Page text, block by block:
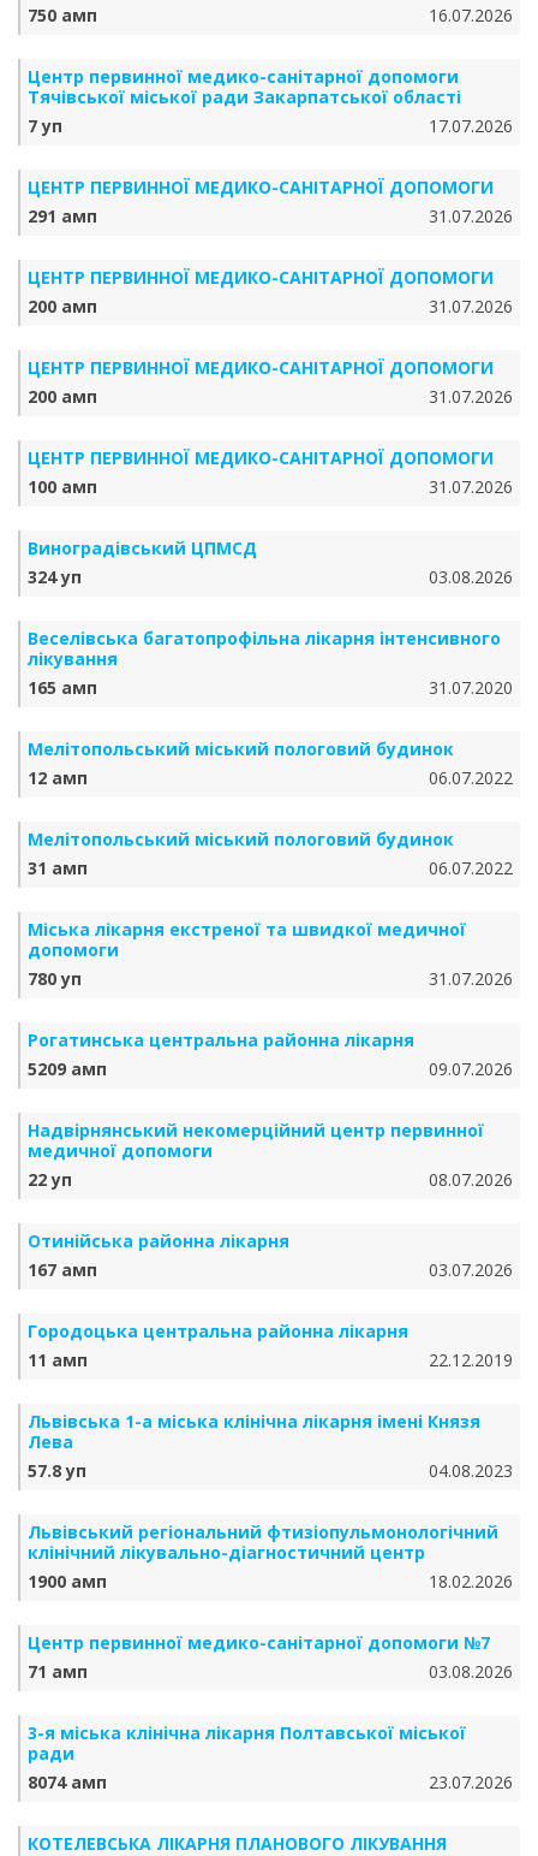
750 амп 16.07.2026
Центр первинної медико-санітарної допомоги
Тячівської міської ради Закарпатської області
7 уп
17.07.2026
ЦЕНТР ПЕРВИННОЇ МЕДИКО-САНІТАРНОЇ ДОПОМОГИ
291 амп
31.07.2026
ЦЕНТР ПЕРВИННОЇ МЕДИКО-САНІТАРНОЇ ДОПОМОГИ
200 амп
31.07.2026
ЦЕНТР ПЕРВИННОЇ МЕДИКО-САНІТАРНОЇ ДОПОМОГИ
200 амп
31.07.2026
ЦЕНТР ПЕРВИННОЇ МЕДИКО-САНІТАРНОЇ ДОПОМОГИ
100 амп
31.07.2026
Виноградівський ЦПМСД
324 уп
03.08.2026
Веселівська багатопрофільна лікарня інтенсивного
лікування
165 амп
31.07.2020
Мелітопольський міський пологовий будинок
12 амп
06.07.2022
Мелітопольський міський пологовий будинок
31 амп
06.07.2022
Міська лікарня екстреної та швидкої медичної
допомоги
780 уп
31.07.2026
Рогатинська центральна районна лікарня
5209 амп
09.07.2026
Надвірнянський некомерційний центр первинної
медичної допомоги
22 уп
08.07.2026
Отинійська районна лікарня
167 амп
03.07.2026
Городоцька центральна районна лікарня
11 амп
22.12.2019
Львівська 1-а міська клінічна лікарня імені Князя
Лева
57.8 уп
04.08.2023
Львівський регіональний фтизіопульмонологічний
клінічний лікувально-діагностичний центр
1900 амп
18.02.2026
Центр первинної медико-санітарної допомоги №7
71 амп
03.08.2026
3-я міська клінічна лікарня Полтавської міської
ради
8074 амп
23.07.2026
КОТЕЛЕВСЬКА ЛІКАРНЯ ПЛАНОВОГО ЛІКУВАННЯ